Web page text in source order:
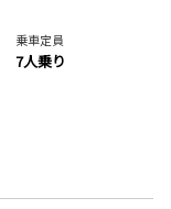
乗車定員
7人乗り